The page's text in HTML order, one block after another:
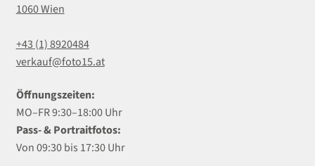
1060 Wien
+43 (1) 8920484
verkauf@foto15.at
Öffnungszeiten:
MO–FR 9:30–18:00 Uhr
Pass- & Portraitfotos:
Von 09:30 bis 17:30 Uhr